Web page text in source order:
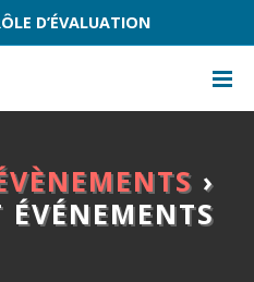
D’ÉVALUATION
›